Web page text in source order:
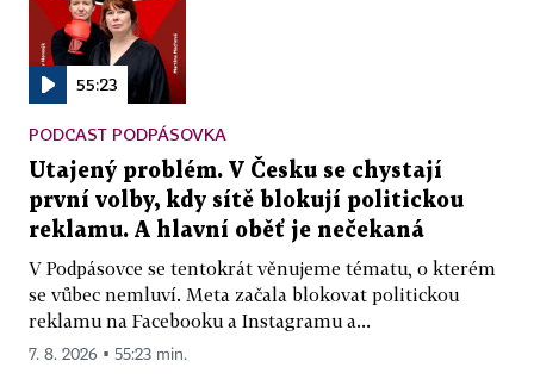
55:23
PODCAST PODPÁSOVKA
Utajený problém. V Česku se chystají
první volby, kdy sítě blokují politickou
reklamu. A hlavní oběť je nečekaná
V Podpásovce se tentokrát věnujeme tématu, o kterém
se vůbec nemluví. Meta začala blokovat politickou
reklamu na Facebooku a Instagramu a...
7. 8. 2026 ▪ 55:23 min.